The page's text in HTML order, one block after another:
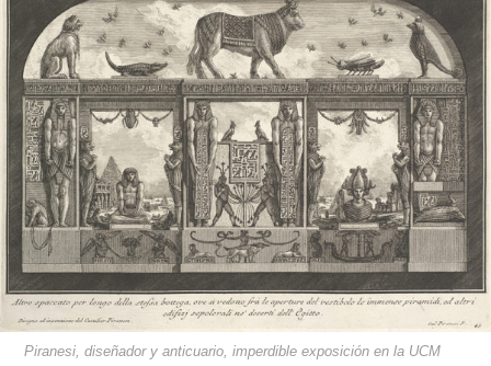
Piranesi, diseñador y anticuario, imperdible exposición en la UCM